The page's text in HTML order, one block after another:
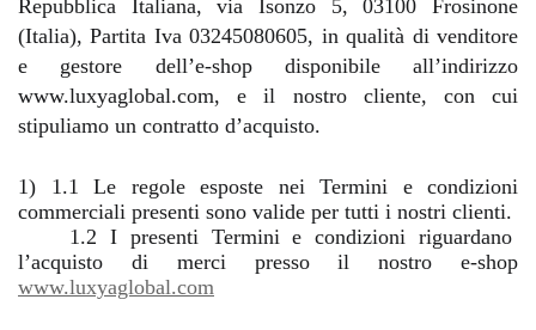
Repubblica Italiana, via Isonzo 5, 03100 Frosinone
(Italia), Partita Iva 03245080605, in qualità di venditore
e gestore dell’e-shop disponibile all’indirizzo
www.luxyaglobal.com, e il nostro cliente, con cui
stipuliamo un contratto d’acquisto.
1) 1.1 Le regole esposte nei Termini e condizioni
commerciali presenti sono valide per tutti i nostri clienti.
1.2 I presenti Termini e condizioni riguardano
l’acquisto di merci presso il nostro e-shop
www.luxyaglobal.com